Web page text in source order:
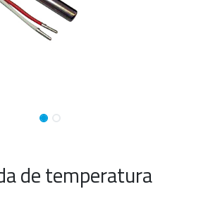
de temperatura